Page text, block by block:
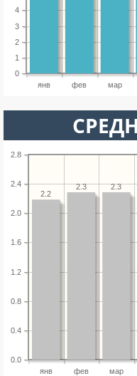
янв фев мар
0
1
2
3
4
янв фев мар
0.0
0.4
0.8
1.2
1.6
2.0
2.4
2.8
2.3
2.3
2.2